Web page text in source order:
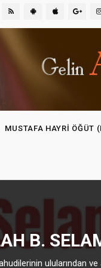
MUSTAFA HAYRI ÖĞÜT
B.
ulularından ve